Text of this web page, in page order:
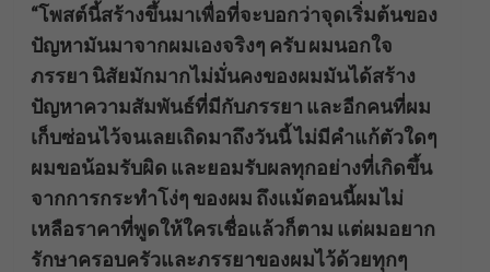
“โพสต์นี้สร้างขึ้นมาเพื่อที่จะบอกว่าจุดเริ่มต้นของ
ปัญหามันมาจากผมเองจริงๆ ครับ ผมนอกใจ
ภรรยา นิสัยมักมากไม่มั่นคงของผมมันได้สร้าง
ปัญหาความสัมพันธ์ที่มีกับภรรยา และอีกคนที่ผม
เก็บซ่อนไว้จนเลยเถิดมาถึงวันนี้ ไม่มีคำแก้ตัวใดๆ
ผมขอน้อมรับผิด และยอมรับผลทุกอย่างที่เกิดขึ้น
จากการกระทำโง่ๆ ของผม ถึงแม้ตอนนี้ผมไม่
เหลือราคาที่พูดให้ใครเชื่อแล้วก็ตาม แต่ผมอยาก
รักษาครอบครัวและภรรยาของผมไว้ด้วยทุกๆ